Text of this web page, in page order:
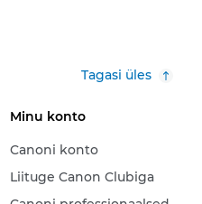
Tagasi üles
Minu konto
Canoni konto
Liituge Canon Clubiga